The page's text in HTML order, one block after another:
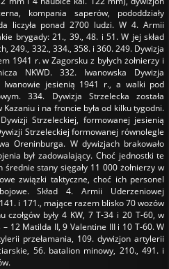
kompania saperów, pododdziały
liczyła ponad 2700 ludzi. W 4. Armii
brygady: 21., 39., 48. i 51. W jej skład
249., 332., 334., 358. i 360. 249. Dywizja
1941 r. w Zagorsku z byłych żołnierzy i
NKWD. 332. Iwanowska Dywizja
Iwanowie jesienią 1941 r., a walki pod
334. Dywizja Strzelecka została
i na froncie była od kilku tygodni.
Strzeleckiej, formowanej jesienią
Strzeleckiej formowanej równolegle
Oreninburga. W dywizjach brakowało
był zadowalający. Choć jednostki te
stany sięgały 11 000 żołnierzy w
związki taktyczne, choć ich personel
Skład 4. Armii Uderzeniowej
i 171., mające razem blisko 70 wozów
czołgów były 4 KW, 7 T-34 i 20 T-60, w
– 12 Matilda II, 9 Valentine III i 10 T-60. W
przełamania, 109. dywizjon artylerii
56. batalion minowy, 210., 491. i